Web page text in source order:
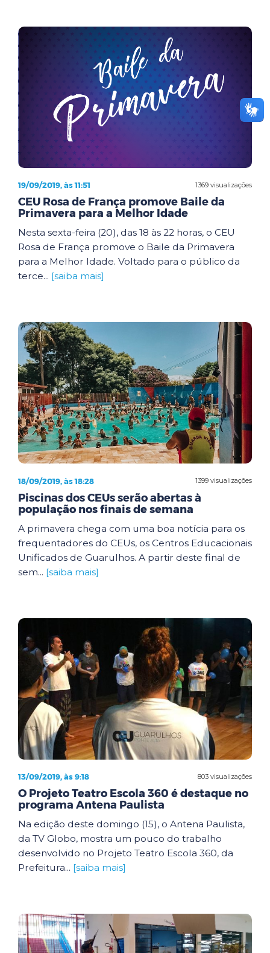
1369 visualizações
19/09/2019, às 11:51
CEU Rosa de França promove Baile da
Primavera para a Melhor Idade
Nesta sexta-feira (20), das 18 às 22 horas, o CEU
Rosa de França promove o Baile da Primavera
para a Melhor Idade. Voltado para o público da
terce... [saiba mais]
1399 visualizações
18/09/2019, às 18:28
Piscinas dos CEUs serão abertas à
população nos finais de semana
A primavera chega com uma boa notícia para os
frequentadores do CEUs, os Centros Educacionais
Unificados de Guarulhos. A partir deste final de
sem... [saiba mais]
803 visualizações
13/09/2019, às 9:18
O Projeto Teatro Escola 360 é destaque no
programa Antena Paulista
Na edição deste domingo (15), o Antena Paulista,
da TV Globo, mostra um pouco do trabalho
desenvolvido no Projeto Teatro Escola 360, da
Prefeitura... [saiba mais]